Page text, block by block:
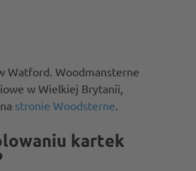
Watford. Woodmansterne
w Wielkiej Brytanii,
stronie Woodsterne.
kartek